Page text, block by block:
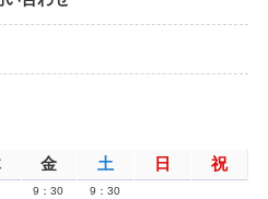
金 土 日 祝
9：30
9：30